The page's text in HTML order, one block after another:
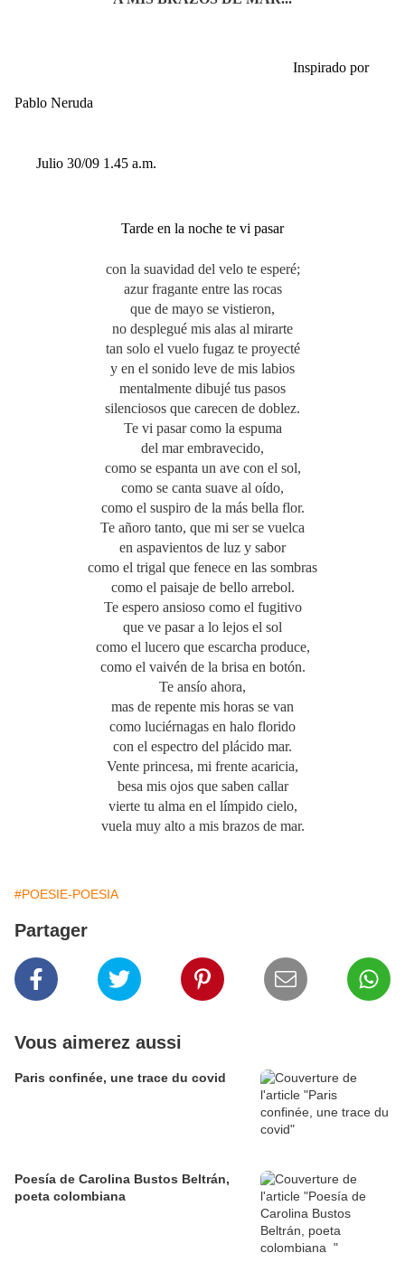
Inspirado por
Pablo Neruda
Julio 30/09 1.45 a.m.
Tarde en la noche te vi pasar
con la suavidad del velo te esperé;
azur fragante entre las rocas
que de mayo se vistieron,
no desplegué mis alas al mirarte
tan solo el vuelo fugaz te proyecté
y en el sonido leve de mis labios
mentalmente dibujé tus pasos
silenciosos que carecen de doblez.
Te vi pasar como la espuma
del mar embravecido,
como se espanta un ave con el sol,
como se canta suave al oído,
como el suspiro de la más bella flor.
Te añoro tanto, que mi ser se vuelca
en aspavientos de luz y sabor
como el trigal que fenece en las sombras
como el paisaje de bello arrebol.
Te espero ansioso como el fugitivo
que ve pasar a lo lejos el sol
como el lucero que escarcha produce,
como el vaivén de la brisa en botón.
Te ansío ahora,
mas de repente mis horas se van
como luciérnagas en halo florido
con el espectro del plácido mar.
Vente princesa, mi frente acaricia,
besa mis ojos que saben callar
vierte tu alma en el límpido cielo,
vuela muy alto a mis brazos de mar.
#POESIE-POESIA
Partager
Vous aimerez aussi
Paris confinée, une trace du covid
Poesía de Carolina Bustos Beltrán,
poeta colombiana